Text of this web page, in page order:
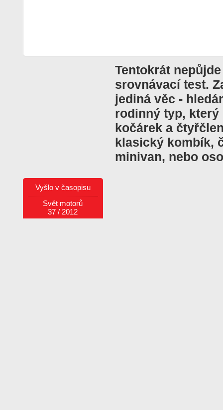
Tentokrát
srovnávací test.
jediná věc -
rodinný typ, který
kočárek a
klasický kombík,
minivan, nebo
Vyšlo v časopisu
Svět motorů
37 / 2012